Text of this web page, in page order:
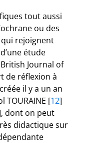
tout aussi
ou des
qui rejoignent
étude
Journal of
de réflexion à
il y a un an
TOURAINE [12]
, dont on peut
didactique sur